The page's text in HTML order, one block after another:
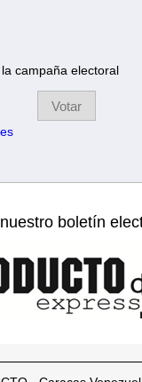
campaña electoral
boletín